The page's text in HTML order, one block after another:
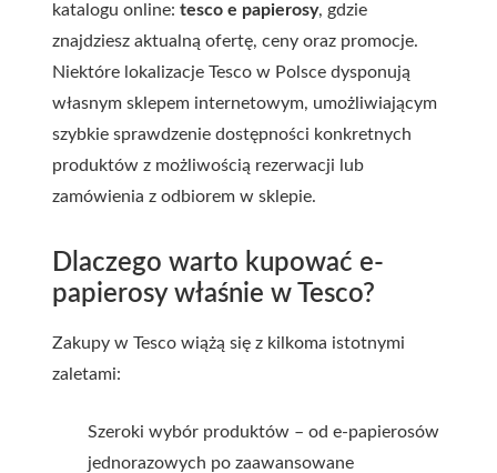
katalogu online: tesco e papierosy, gdzie
znajdziesz aktualną ofertę, ceny oraz promocje.
Niektóre lokalizacje Tesco w Polsce dysponują
własnym sklepem internetowym, umożliwiającym
szybkie sprawdzenie dostępności konkretnych
produktów z możliwością rezerwacji lub
zamówienia z odbiorem w sklepie.
Dlaczego warto kupować e-
papierosy właśnie w Tesco?
Zakupy w Tesco wiążą się z kilkoma istotnymi
zaletami:
Szeroki wybór produktów – od e-papierosów
jednorazowych po zaawansowane